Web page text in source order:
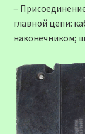
–
главной цепи:
наконечником;